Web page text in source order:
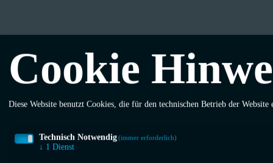
Cookie
Diese Website benutzt Cookies, die für den technischen Betrieb der
Technisch Notwendig(immer erforderlich)
↓ 1 Dienst